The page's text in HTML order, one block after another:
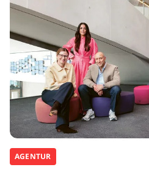
AGENTUR